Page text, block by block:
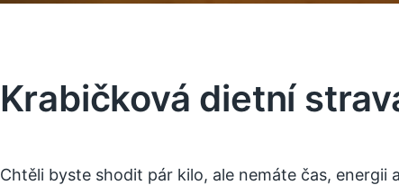
Krabičková dietní
Chtěli byste shodit pár kilo, ale nemáte čas, energii